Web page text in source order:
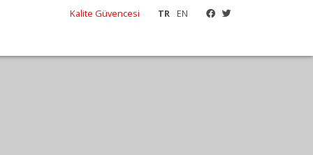
TR EN
Kalite Güvencesi